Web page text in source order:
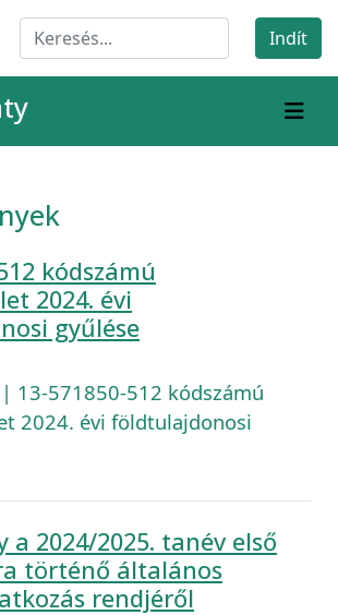
kódszámú
2024. évi
gyűlése
| 13-571850-512 kódszámú
2024. évi földtulajdonosi
a 2024/2025. tanév első
történő általános
rendjéről